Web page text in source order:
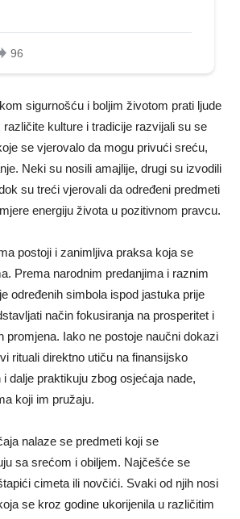
sigurnošću i boljim životom prati ljude
kulture i tradicije razvijali su se
se vjerovalo da mogu privući sreću,
Neki su nosili amajlije, drugi su izvodili
su treći vjerovali da određeni predmeti
energiju života u pozitivnom pravcu.
postoji i zanimljiva praksa koja se
Prema narodnim predanjima i raznim
određenih simbola ispod jastuka prije
način fokusiranja na prosperitet i
promjena. Iako ne postoje naučni dokazi
rituali direktno utiču na finansijsko
dalje praktikuju zbog osjećaja nade,
koji im pružaju.
nalaze se predmeti koji se
sa srećom i obiljem. Najčešće se
cimeta ili novčići. Svaki od njih nosi
se kroz godine ukorijenila u različitim